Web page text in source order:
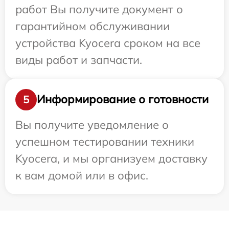
работ Вы получите документ о
гарантийном обслуживании
устройства Kyocera сроком на все
виды работ и запчасти.
5
Информирование о готовности
Вы получите уведомление о
успешном тестировании техники
Kyocera, и мы организуем доставку
к вам домой или в офис.